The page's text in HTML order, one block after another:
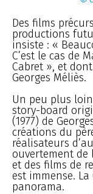
Des films
productions
insiste : «
C’est le cas de
Cabret », et
Georges Méliès.
Un peu plus
story-board
(1977) de
créations du
réalisateurs
ouvertement de
et des films de
est immense.
panorama.